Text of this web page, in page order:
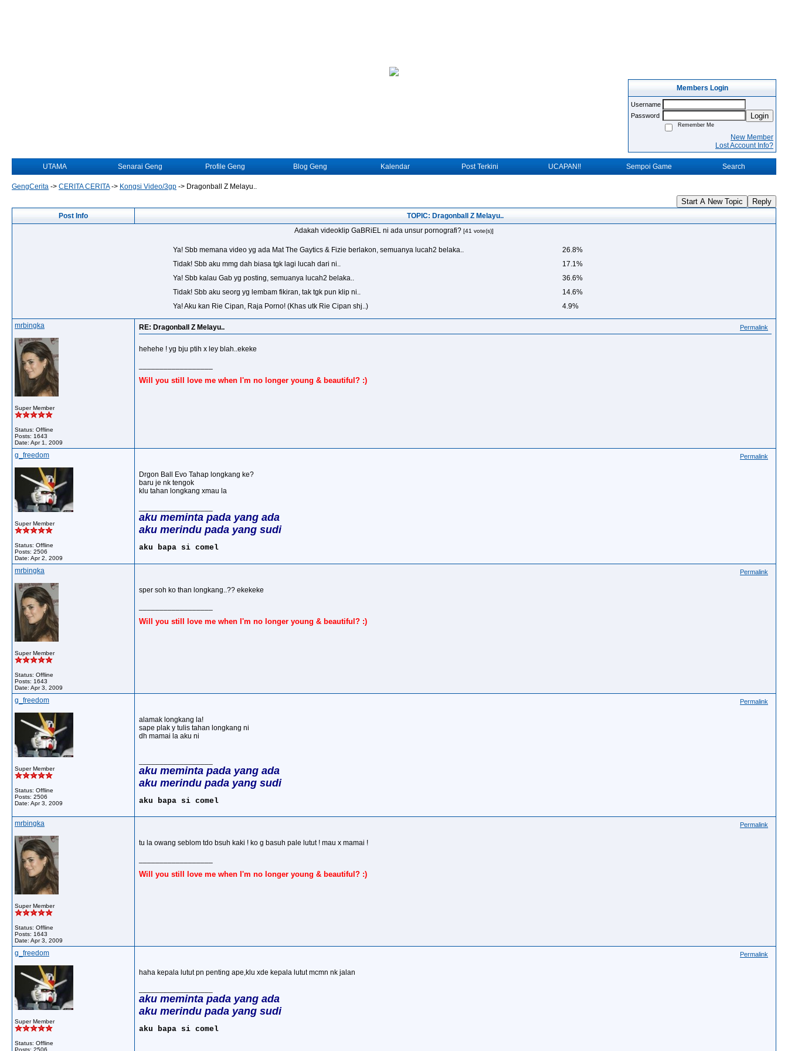
Members Login
Username
Password
Login
Remember Me
New Member
Lost Account Info?
UTAMA Senarai Geng Profile Geng Blog Geng Kalendar Post Terkini UCAPAN!! Sempoi Game Search
GengCerita -> CERITA CERITA-> Kongsi Video/3gp -> Dragonball Z Melayu..
Start A New Topic Reply
Post Info
TOPIC: Dragonball Z Melayu..
Adakah videoklip GaBRiEL ni ada unsur pornografi? [41 vote(s)]
Ya! Sbb memana video yg ada Mat The Gaytics & Fizie berlakon, semuanya lucah2 belaka..
26.8%
Tidak! Sbb aku mmg dah biasa tgk lagi lucah dari ni..
17.1%
Ya! Sbb kalau Gab yg posting, semuanya lucah2 belaka..
36.6%
Tidak! Sbb aku seorg yg lembam fikiran, tak tgk pun klip ni..
14.6%
Ya! Aku kan Rie Cipan, Raja Porno! (Khas utk Rie Cipan shj..)
4.9%
mrbingka
Super Member
Status: Offline
Posts: 1643
Date: Apr 1, 2009
RE: Dragonball Z Melayu.. Permalink
hehehe ! yg bju ptih x ley blah..ekeke
Will you still love me when I'm no longer young & beautiful? :)
g_freedom
Super Member
Status: Offline
Posts: 2506
Date: Apr 2, 2009
Permalink
Drgon Ball Evo Tahap longkang ke?
baru je nk tengok
klu tahan longkang xmau la
aku meminta pada yang ada
aku merindu pada yang sudi
aku bapa si comel
mrbingka
Super Member
Status: Offline
Posts: 1643
Date: Apr 3, 2009
Permalink
sper soh ko than longkang..?? ekekeke
Will you still love me when I'm no longer young & beautiful? :)
g_freedom
Super Member
Status: Offline
Posts: 2506
Date: Apr 3, 2009
Permalink
alamak longkang la!
sape plak y tulis tahan longkang ni
dh mamai la aku ni
aku meminta pada yang ada
aku merindu pada yang sudi
aku bapa si comel
mrbingka
Super Member
Status: Offline
Posts: 1643
Date: Apr 3, 2009
Permalink
tu la owang seblom tdo bsuh kaki ! ko g basuh pale lutut ! mau x mamai !
Will you still love me when I'm no longer young & beautiful? :)
g_freedom
Super Member
Status: Offline
Posts: 2506
Permalink
haha kepala lutut pn penting ape,klu xde kepala lutut mcmn nk jalan
aku meminta pada yang ada
aku merindu pada yang sudi
aku bapa si comel